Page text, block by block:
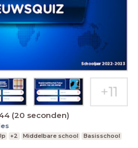
(20 seconden)
+2 Middelbare school
Basisschool